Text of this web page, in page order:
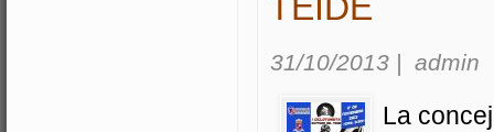
TEIDE
31/10/2013 | admin
La